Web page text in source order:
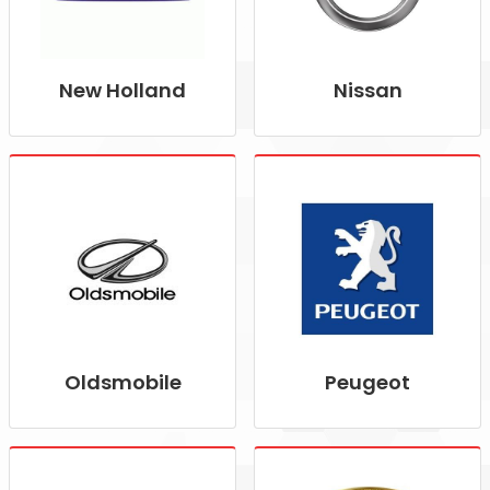
New Holland Nissan
Oldsmobile Peugeot